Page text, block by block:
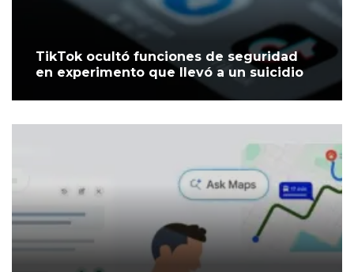
TikTok ocultó funciones de seguridad
en experimento que llevó a un suicidio